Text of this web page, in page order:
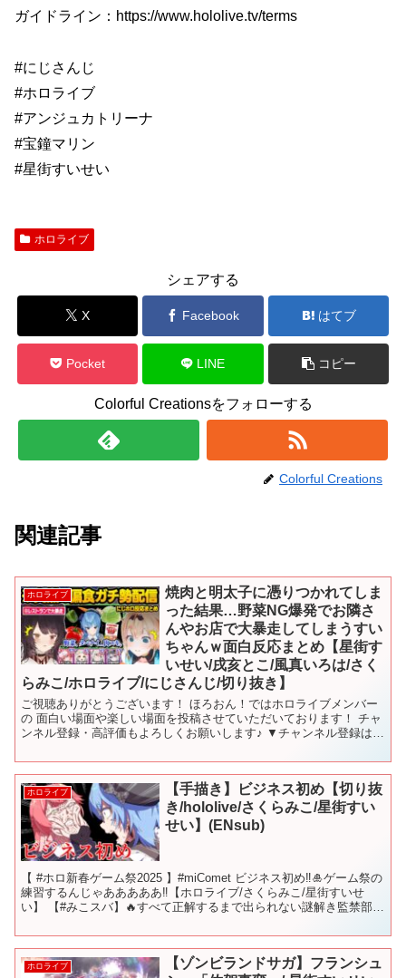
ガイドライン：https://www.hololive.tv/terms
#にじさんじ
#ホロライブ
#アンジュカトリーナ
#宝鐘マリン
#星街すいせい
ホロライブ
シェアする
X Facebook はてブ
Pocket LINE コピー
Colorful Creationsをフォローする
Colorful Creations
関連記事
ホロライブ
焼肉と明太子に憑りつかれてしま
った結果…野菜NG爆発でお隣さ
んやお店で大暴走してしまうすい
ちゃんｗ面白反応まとめ【星街す
いせい/戌亥とこ/風真いろは/さく
らみこ/ホロライブ/にじさんじ/切り抜き】
ご視聴ありがとうございます！ ほろおん！ではホロライブメンバー
の 面白い場面や楽しい場面を投稿させていただいております！ チャ
ンネル登録・高評価もよろしくお願いします♪ ▼チャンネル登録はこ
ホロライブ
【手描き】ビジネス初め【切り抜
き/hololive/さくらみこ/星街すい
せい】(ENsub)
【 #ホロ新春ゲーム祭2025 】#miComet ビジネス初め‼🎍ゲーム祭の
練習するんじゃあああああ‼【ホロライブ/さくらみこ/星街すいせ
い】 【#みこスバ】🔥すべて正解するまで出られない謎解き監禁部屋
ホロライブ
【ゾンビランドサガ】フランシュ